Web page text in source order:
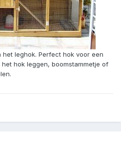
leghok. Perfect hok voor een
hok leggen, boomstammetje of